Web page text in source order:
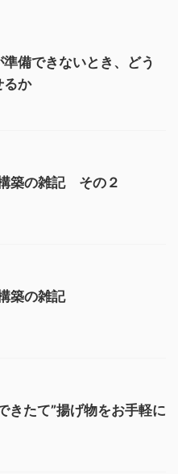
備できないとき、どう
るか
築の雑記 その２
築の雑記
きたて”揚げ物をお手軽に